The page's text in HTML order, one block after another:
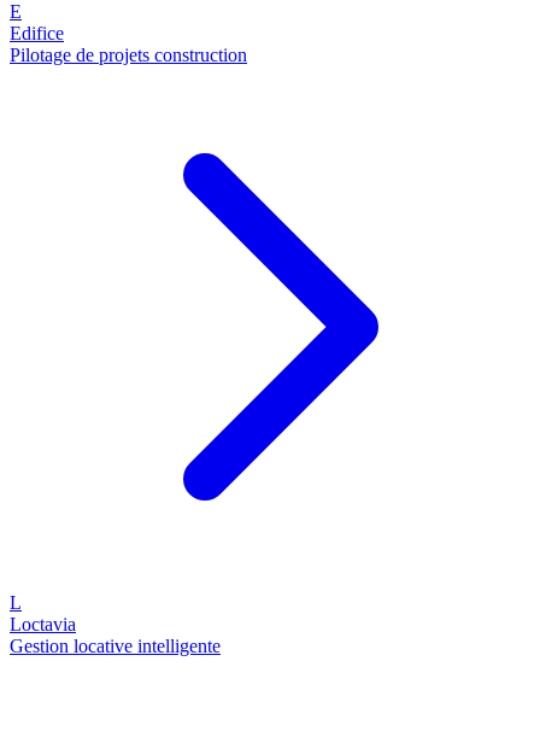
E
Edifice
Pilotage de projets construction
L
Loctavia
Gestion locative intelligente